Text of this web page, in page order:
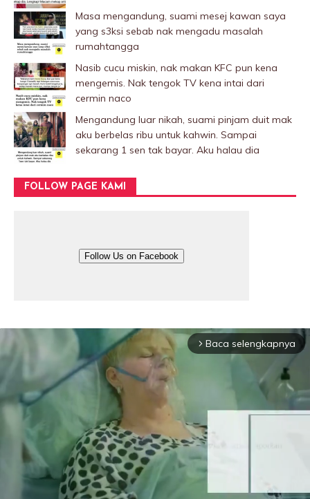
Masa mengandung, suami mesej kawan saya
yang s3ksi sebab nak mengadu masalah
rumahtangga
Nasib cucu miskin, nak makan KFC pun kena
mengemis. Nak tengok TV kena intai dari
cermin naco
Mengandung luar nikah, suami pinjam duit mak
aku berbelas ribu untuk kahwin. Sampai
sekarang 1 sen tak bayar. Aku halau dia
FOLLOW PAGE KAMI
Follow Us on Facebook
arrow_forward_ios Baca selengkapnya